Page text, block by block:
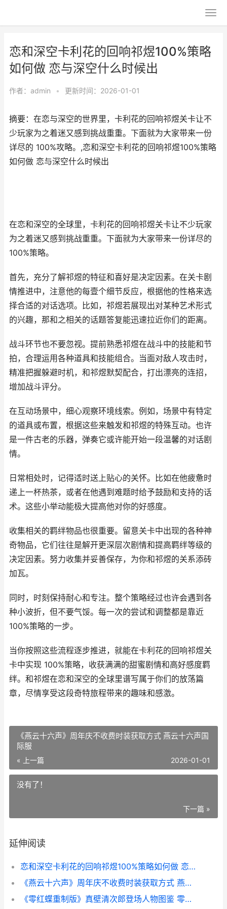
恋和深空卡利花的回响祁煜100%策略
如何做 恋与深空什么时候出
作者： admin • 更新时间：2026-01-01
摘要：在恋与深空的世界里，卡利花的回响祁煜关卡让不
少玩家为之着迷又感到挑战重重。下面就为大家带来一份
详尽的 100%攻略。,恋和深空卡利花的回响祁煜100%策略
如何做 恋与深空什么时候出
在恋和深空的全球里，卡利花的回响祁煜关卡让不少玩家
为之着迷又感到挑战重重。下面就为大家带来一份详尽的
100%策略。
首先，充分了解祁煜的特征和喜好是决定因素。在关卡剧
情推进中，注意他的每壹个细节反应，根据他的性格来选
择合适的对话选项。比如，祁煜若展现出对某种艺术形式
的兴趣，那和之相关的话题答复能迅速拉近你们的距离。
战斗环节也不要忽视。提前熟悉祁煜在战斗中的技能和节
拍，合理运用各种道具和技能组合。当面对敌人攻击时，
精准把握躲避时机，和祁煜默契配合，打出漂亮的连招，
增加战斗评分。
在互动场景中，细心观察环境线索。例如，场景中有特定
的道具或布置，根据这些来触发和祁煜的特殊互动。也许
是一件古老的乐器，弹奏它或许能开始一段温馨的对话剧
情。
日常相处时，记得适时送上贴心的关怀。比如在他疲惫时
递上一杯热茶，或者在他遇到难题时给予鼓励和支持的话
术。这些小举动能极大提高他对你的好感度。
收集相关的羁绊物品也很重要。留意关卡中出现的各种神
奇物品，它们往往是解开更深层次剧情和提高羁绊等级的
决定因素。努力收集并妥善保存，为你和祁煜的关系添砖
加瓦。
同时，时刻保持耐心和专注。整个策略经过也许会遇到各
种小波折，但不要气馁。每一次的尝试和调整都是靠近
100%策略的一步。
当你按照这些流程逐步推进，就能在卡利花的回响祁煜关
卡中实现 100%策略，收获满满的甜蜜剧情和高好感度羁
绊。和祁煜在恋和深空的全球里谱写属于你们的放荡篇
章，尽情享受这段奇特旅程带来的趣味和感激。
《燕云十六声》周年庆不收费时装获取方式 燕云十六声国
际服
« 上一篇 2026-01-01
没有了！
下一篇 »
延伸阅读
恋和深空卡利花的回响祁煜100%策略如何做 恋与深空什么时候出
《燕云十六声》周年庆不收费时装获取方式 燕云十六声国际服
《零红蝶重制版》真壁清次郎登场人物图鉴 零红蝶3dm